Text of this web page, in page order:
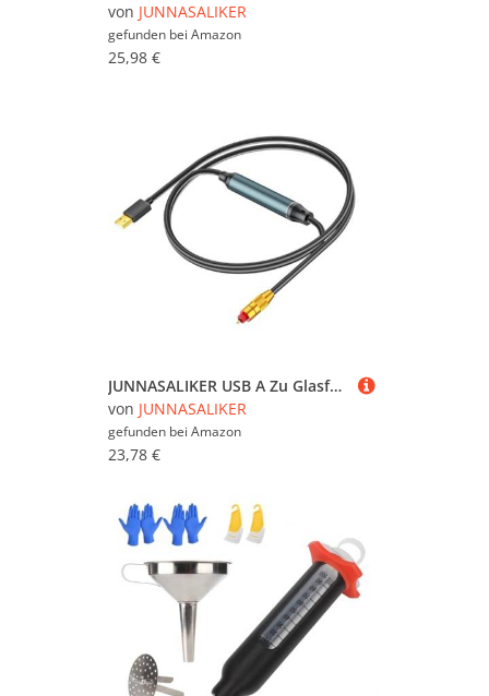
von JUNNASALIKER
gefunden bei Amazon
25,98 €
JUNNASALIKER USB A Zu Glasfaser Sound SPDIF Anschlussverbindungskonverterkabel Für Die Laptop Verbindung Mit Stabilen Signalenübertragung
von JUNNASALIKER
gefunden bei Amazon
23,78 €